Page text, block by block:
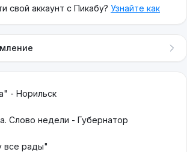
свой аккаунт с Пикабу? Узнайте как
- Норильск
Слово недели - Губернатор
все рады"